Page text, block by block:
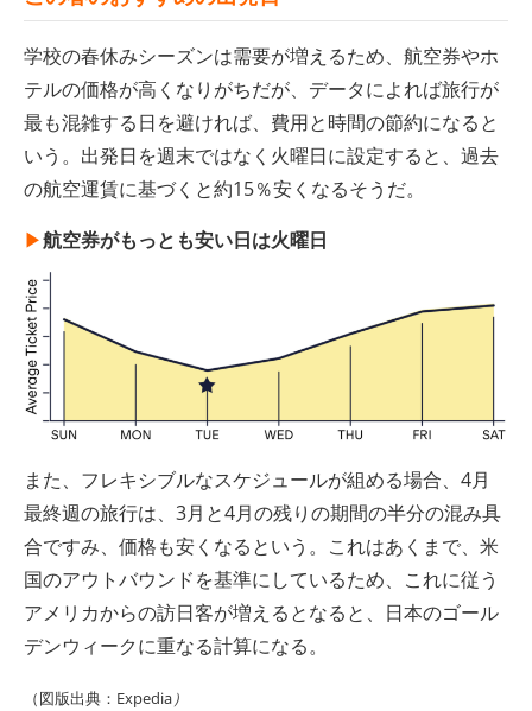
学校の春休みシーズンは需要が増えるため、航空券やホ
テルの価格が高くなりがちだが、データによれば旅行が
最も混雑する日を避ければ、費用と時間の節約になると
いう。出発日を週末ではなく火曜日に設定すると、過去
の航空運賃に基づくと約15％安くなるそうだ。
▶︎航空券がもっとも安い日は火曜日
また、フレキシブルなスケジュールが組める場合、4月
最終週の旅行は、3月と4月の残りの期間の半分の混み具
合ですみ、価格も安くなるという。これはあくまで、米
国のアウトバウンドを基準にしているため、これに従う
アメリカからの訪日客が増えるとなると、日本のゴール
デンウィークに重なる計算になる。
（図版出典：Expedia）